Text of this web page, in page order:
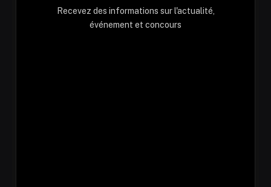
Recevez des informations sur l'actualité,
événement et concours